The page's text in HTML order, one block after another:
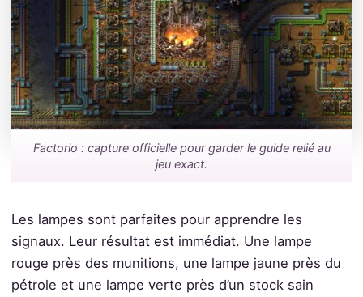
Factorio : capture officielle pour garder le guide relié au
jeu exact.
Les lampes sont parfaites pour apprendre les
signaux. Leur résultat est immédiat. Une lampe
rouge près des munitions, une lampe jaune près du
pétrole et une lampe verte près d’un stock sain